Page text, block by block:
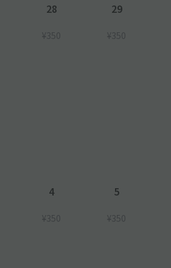
28
¥350
29
¥350
4
¥350
5
¥350